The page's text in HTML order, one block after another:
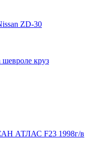
ZD-30
круз
АТЛАС F23 1998г/в